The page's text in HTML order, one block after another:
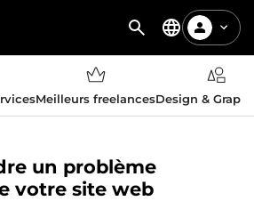
Meilleurs freelancesDesign &
un problème
votre site web